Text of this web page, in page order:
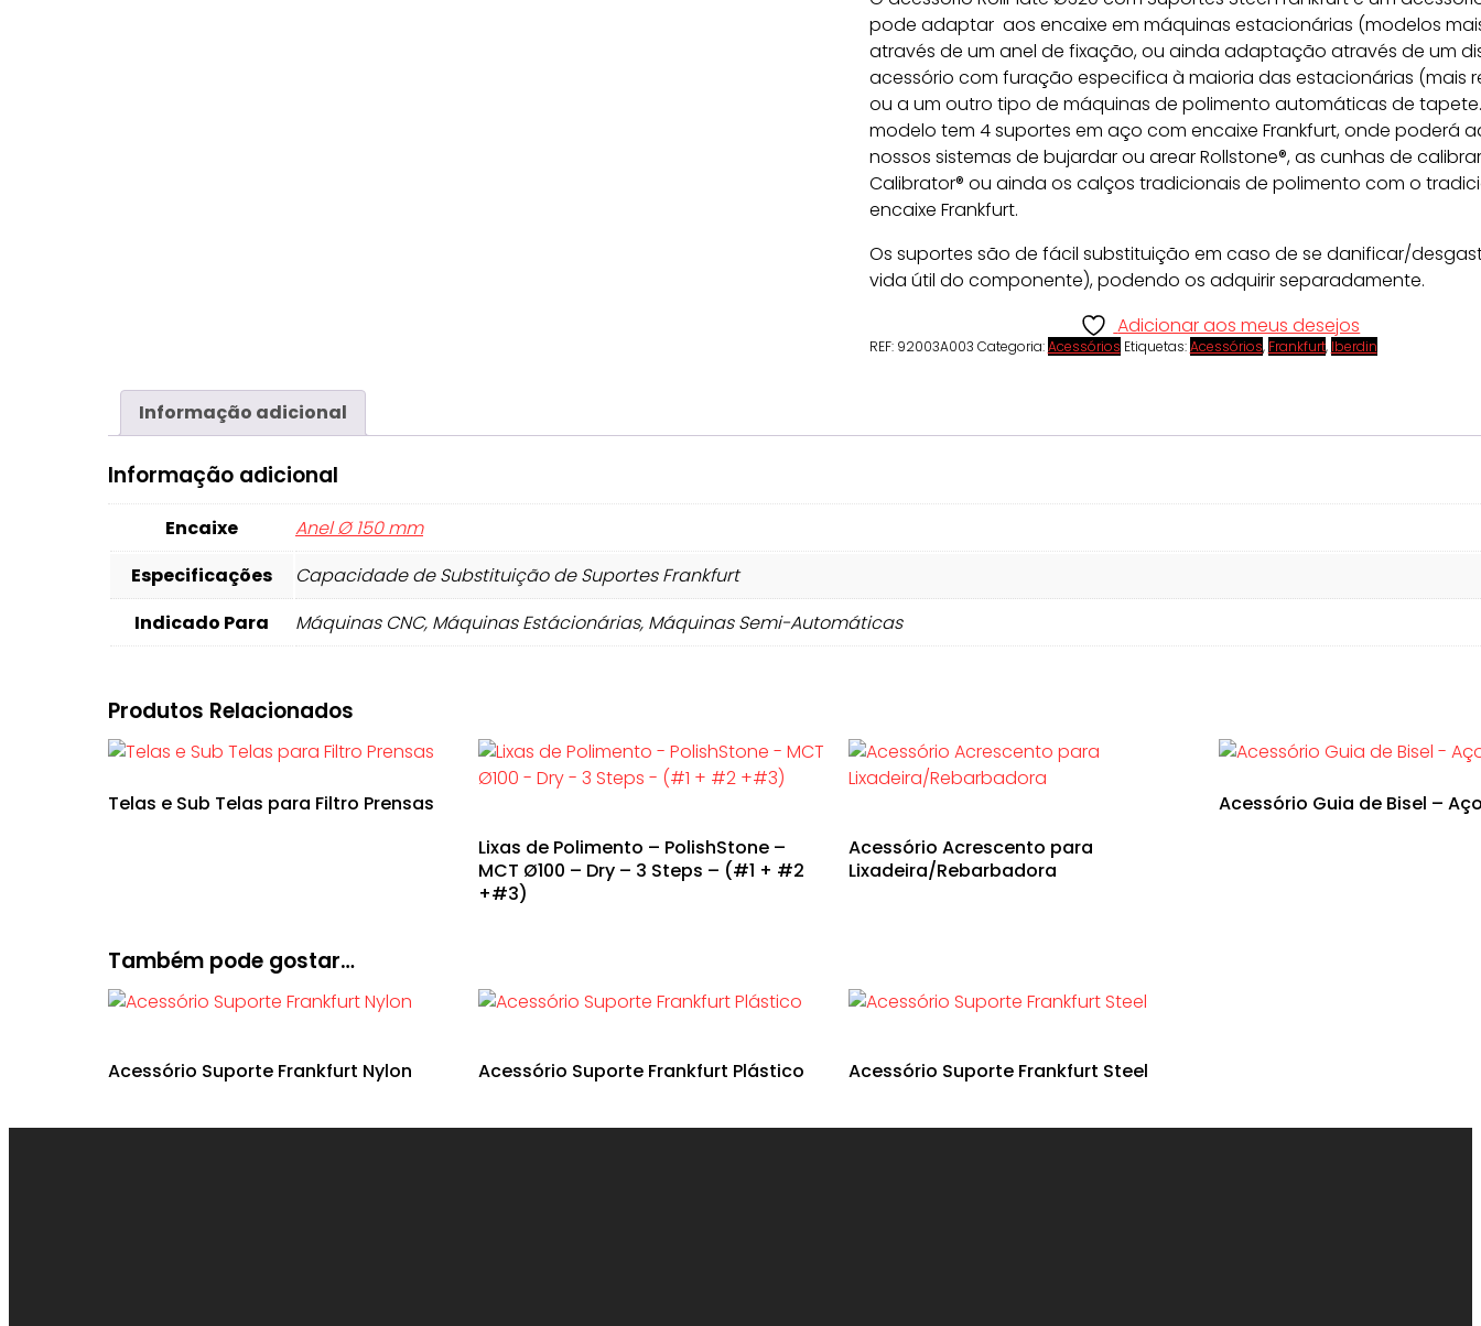
pode adaptar aos encaixe em máquinas estacionárias (modelos
através de um anel de fixação, ou ainda adaptação através de um
acessório com furação especifica à maioria das estacionárias (mais
ou a um outro tipo de máquinas de polimento automáticas de
modelo tem 4 suportes em aço com encaixe Frankfurt, onde poderá
nossos sistemas de bujardar ou arear Rollstone®, as cunhas de
Calibrator® ou ainda os calços tradicionais de polimento com o
encaixe Frankfurt.
Os suportes são de fácil substituição em caso de se danificar/
vida útil do componente), podendo os adquirir separadamente.
Adicionar aos meus desejos
REF: 92003A003 Categoria:Acessórios Etiquetas:Acessórios, Frankfurt, Iberdin
Informação adicional
Informação adicional
Encaixe
Anel Ø 150 mm
Especificações
Capacidade de Substituição de Suportes Frankfurt
Indicado Para
Máquinas CNC, Máquinas Estácionárias, Máquinas Semi-Automáticas
Produtos Relacionados
Telas e Sub Telas para Filtro Prensas
Lixas de Polimento – PolishStone –
MCT Ø100 – Dry – 3 Steps – (#1 + #2
+#3)
Acessório Acrescento para
Lixadeira/Rebarbadora
Acessório Guia de Bisel –
Também pode gostar…
Acessório Suporte Frankfurt Nylon Acessório Suporte Frankfurt Plástico Acessório Suporte Frankfurt Steel